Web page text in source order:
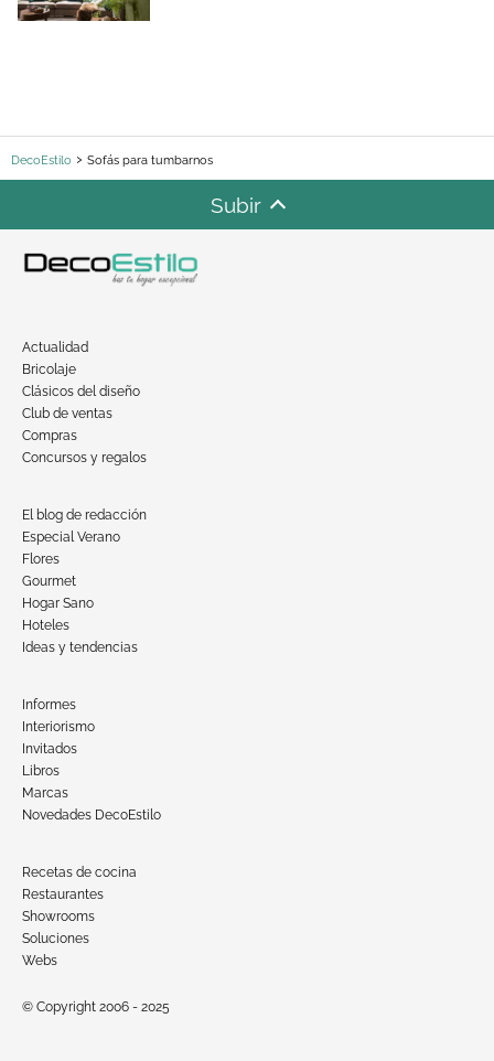
DecoEstilo Sofás para tumbarnos
Subir
Actualidad
Bricolaje
Clásicos del diseño
Club de ventas
Compras
Concursos y regalos
El blog de redacción
Especial Verano
Flores
Gourmet
Hogar Sano
Hoteles
Ideas y tendencias
Informes
Interiorismo
Invitados
Libros
Marcas
Novedades DecoEstilo
Recetas de cocina
Restaurantes
Showrooms
Soluciones
Webs
© Copyright 2006 - 2025